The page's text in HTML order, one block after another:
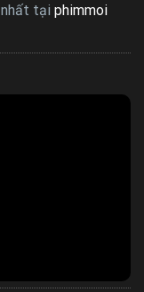
nhất tại phimmoi